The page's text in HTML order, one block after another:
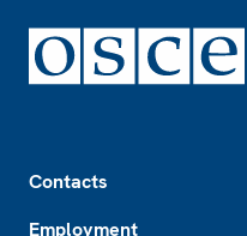
Contacts
Employment